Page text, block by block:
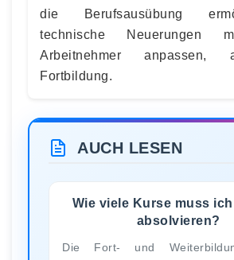
die Berufsausübung
technische Neuerungen
Arbeitnehmer anpassen,
Fortbildung.
AUCH LESEN
Wie viele Kurse muss
absolvieren?
Die Fort- und